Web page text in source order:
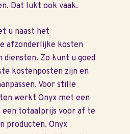
Dat lukt ook vaak.
u naast het
afzonderlijke kosten
diensten. Zo kunt u goed
kostenposten zijn en
Voor stille
werkt Onyx met een
een totaalprijs voor af te
producten. Onyx